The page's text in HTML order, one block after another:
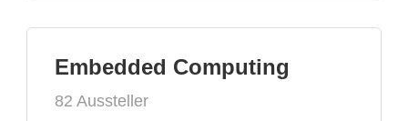
Embedded Computing
82 Aussteller